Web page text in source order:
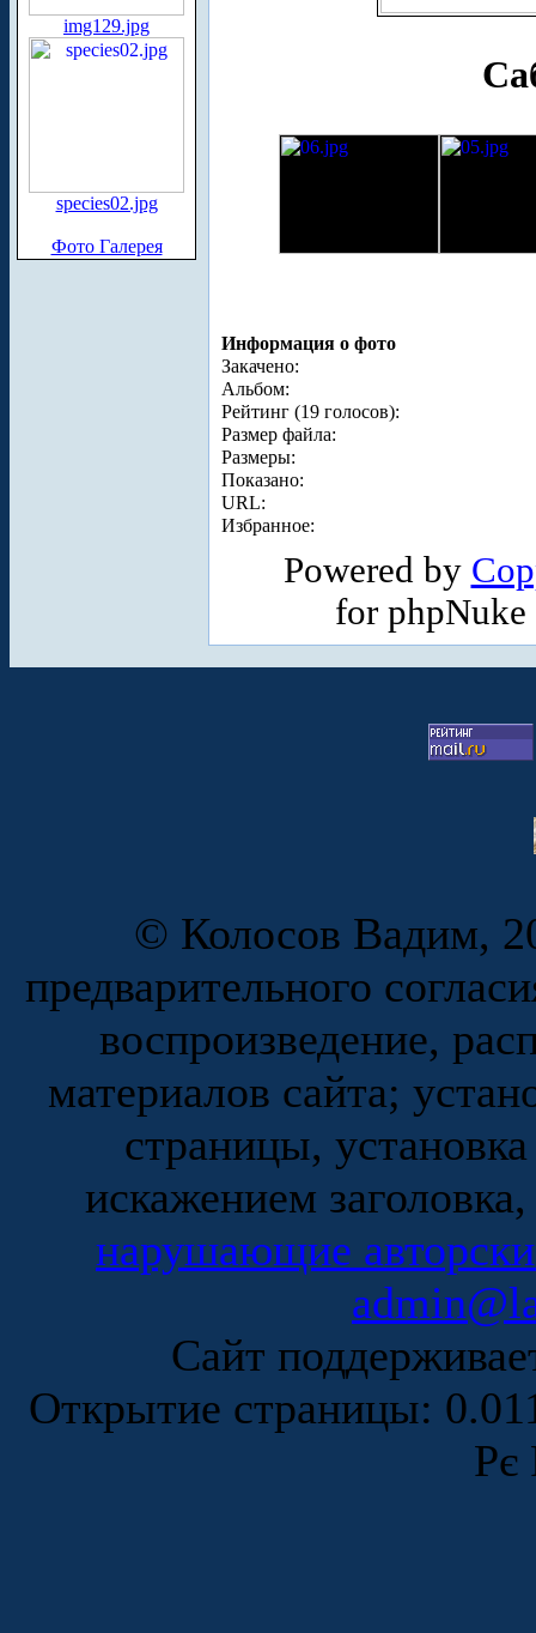
img129.jpg
species02.jpg
Фото Галерея
Информация о фото
Закачено:
Альбом:
Рейтинг (19 голосов):
Размер файла:
Размеры:
Показано:
URL:
Избранное:
Powered by
for
© Колосов Вадим,
предварительного
воспроизведение,
материалов сайта;
страницы,
искажением
нарушающие
Сайт
Открытие страницы:
Рє